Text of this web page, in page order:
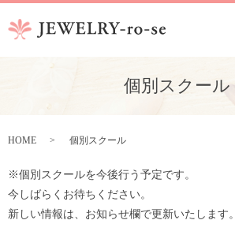
個別スクール
HOME 個別スクール
※個別スクールを今後行う予定です。
今しばらくお待ちください。
新しい情報は、お知らせ欄で更新いたします。